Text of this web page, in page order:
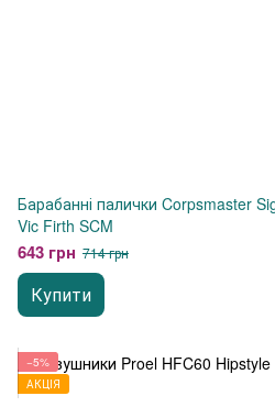
Барабанні палички Corpsmaster
Vic Firth SCM
643 грн 714 грн
Купити
−5%
АКЦІЯ